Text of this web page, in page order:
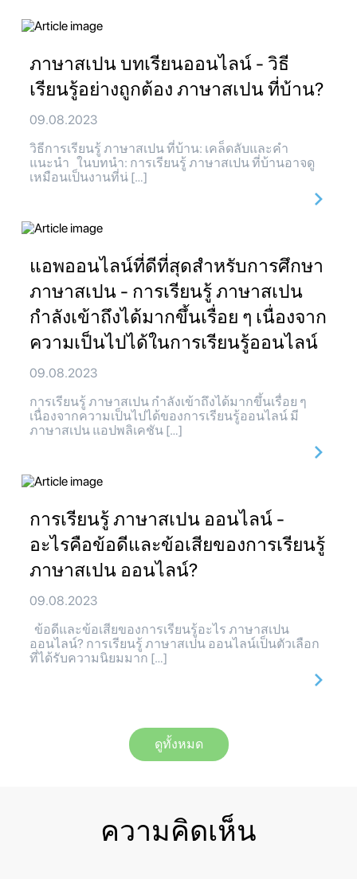
ภาษาสเปน บทเรียนออนไลน์ - วิธี
เรียนรู้อย่างถูกต้อง ภาษาสเปน ที่บ้าน?
09.08.2023
วิธีการเรียนรู้ ภาษาสเปน ที่บ้าน: เคล็ดลับและคำ
แนะนำ ในบทนำ: การเรียนรู้ ภาษาสเปน ที่บ้านอาจดู
เหมือนเป็นงานที่น่ […]
แอพออนไลน์ที่ดีที่สุดสำหรับการศึกษา
ภาษาสเปน - การเรียนรู้ ภาษาสเปน
กำลังเข้าถึงได้มากขึ้นเรื่อย ๆ เนื่องจาก
ความเป็นไปได้ในการเรียนรู้ออนไลน์
09.08.2023
การเรียนรู้ ภาษาสเปน กำลังเข้าถึงได้มากขึ้นเรื่อย ๆ
เนื่องจากความเป็นไปได้ของการเรียนรู้ออนไลน์ มี
ภาษาสเปน แอปพลิเคชัน […]
การเรียนรู้ ภาษาสเปน ออนไลน์ -
อะไรคือข้อดีและข้อเสียของการเรียนรู้
ภาษาสเปน ออนไลน์?
09.08.2023
ข้อดีและข้อเสียของการเรียนรู้อะไร ภาษาสเปน
ออนไลน์? การเรียนรู้ ภาษาสเปน ออนไลน์เป็นตัวเลือก
ที่ได้รับความนิยมมาก […]
ดูทั้งหมด
ความคิดเห็น